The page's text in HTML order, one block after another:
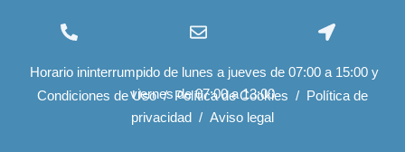
export@felizcaminar.com
Villena (Alicante)
España
Horario ininterrumpido de lunes a jueves de 07:00 a 15:00 y
viernes de 07:00 a 13:00
Condiciones de Uso/ Política de Cookies /
Política de
privacidad
/ Aviso legal